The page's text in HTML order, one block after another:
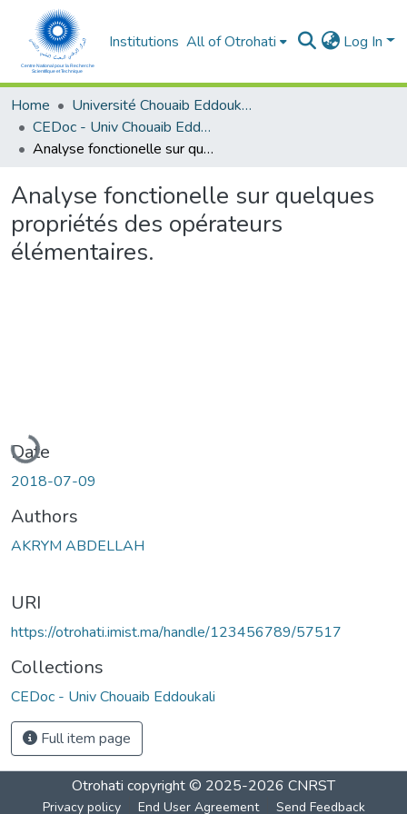
Institutions All of Otrohati Log In
Home
Université Chouaib Eddoukali - El Jadida
CEDoc - Univ Chouaib Eddoukali
Analyse fonctionelle sur quelques propriétés des opérateurs élémentaires.
Analyse fonctionelle sur quelques
propriétés des opérateurs
élémentaires.
Loading...
Date
2018-07-09
Authors
AKRYM ABDELLAH
URI
https://otrohati.imist.ma/handle/123456789/57517
Collections
CEDoc - Univ Chouaib Eddoukali
Full item page
Otrohati copyright © 2025-2026 CNRST
Privacy policy End User Agreement Send Feedback